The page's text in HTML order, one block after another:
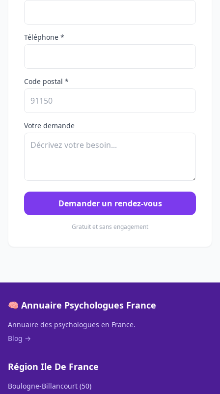
Téléphone *
Code postal *
Votre demande
Demander un rendez-vous
Gratuit et sans engagement
🧠 Annuaire Psychologues France
Annuaire des psychologues en France.
Blog →
Région Ile De France
Boulogne-Billancourt (50)